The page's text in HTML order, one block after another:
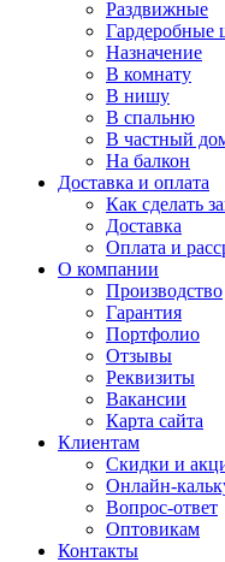
Раздвижные
Гардеробные
Назначение
В комнату
В нишу
В спальню
В частный
На балкон
Доставка и оплата
Как сделать
Доставка
Оплата и
О компании
Производство
Гарантия
Портфолио
Отзывы
Реквизиты
Вакансии
Карта сайта
Клиентам
Скидки и
Онлайн-
Вопрос-ответ
Оптовикам
Контакты